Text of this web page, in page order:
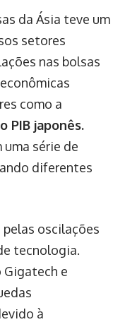
da Ásia teve um
setores
nas bolsas
como a
PIB japonês.
uma série de
diferentes
oscilações
tecnologia.
Gigatech e
à